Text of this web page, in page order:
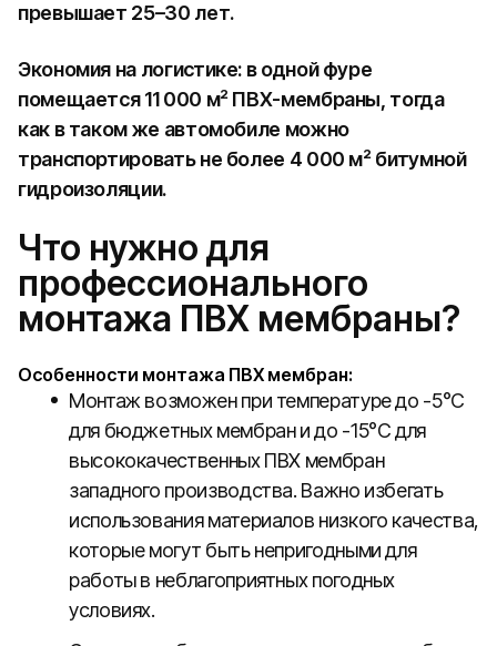
превышает 25–30 лет.
Экономия на логистике: в одной фуре
помещается 11 000 м² ПВХ-мембраны, тогда
как в таком же автомобиле можно
транспортировать не более 4 000 м² битумной
гидроизоляции.
Что нужно для
профессионального
монтажа ПВХ мембраны?
Особенности монтажа ПВХ мембран:
Монтаж возможен при температуре до -5°C
для бюджетных мембран и до -15°C для
высококачественных ПВХ мембран
западного производства. Важно избегать
использования материалов низкого качества,
которые могут быть непригодными для
работы в неблагоприятных погодных
условиях.